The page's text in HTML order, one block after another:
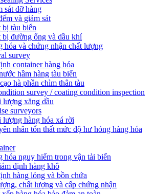
sát dỡ hàng
và giám sát
tàu biển
bị đường ống và dầu khí
hóa và chứng nhận chất lượng
survey
container hàng hóa
hầm hàng tàu biển
hà phần chìm thân tàu
survey / coating condition inspection
xăng dầu
surveyors
hàng hóa xá rời
nhân tổn thất mức độ hư hỏng hàng hóa
hóa nguy hiểm trong vận tải biển
định hàng khô
hàng lỏng và bồn chứa
chất lượng và cấp chứng nhận